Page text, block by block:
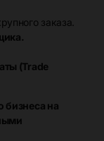
заказа.
(Trade
бизнеса на